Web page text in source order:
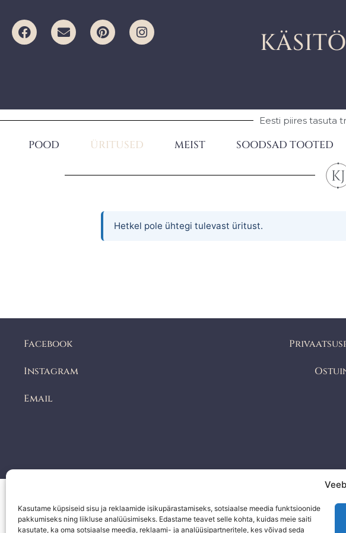
Kasutame küpsiseid sisu ja reklaamide isikupärastamiseks, sotsiaalse meedia funktsioonide
pakkumiseks ning liikluse analüüsimiseks. Edastame teavet selle kohta, kuidas meie saiti
kasutate, ka oma sotsiaalse meedia, reklaami- ja analüüsipartneritele, kes võivad seda
Eesti piires tasuta
POOD ÜRITUSED MEIST SOODSAD TOOTED
Hetkel pole ühtegi tulevast üritust.
Facebook
Instagram
Email